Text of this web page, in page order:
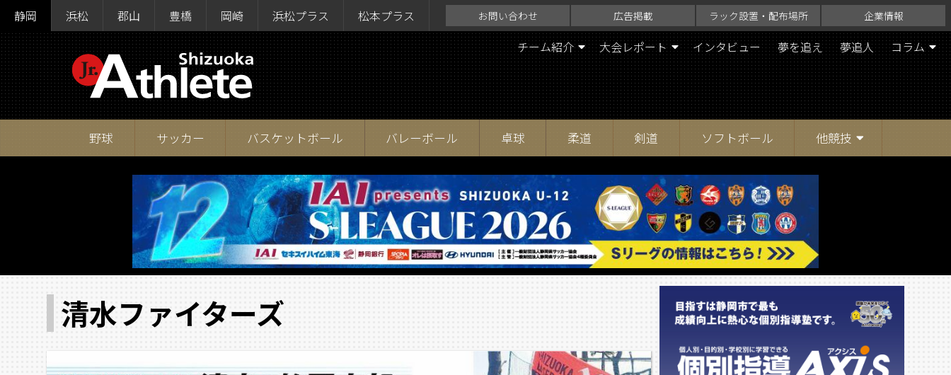
静岡 浜松 郡山 豊橋 岡崎 浜松プラス 松本プラス お問い合わせ 広告掲載 ラック設置・配布場所 企業情報
チーム紹介 大会レポート インタビュー 夢を追え 夢追人 コラム
野球 サッカー バスケットボール バレーボール 卓球 柔道 剣道 ソフトボール 他競技
清水ファイターズ